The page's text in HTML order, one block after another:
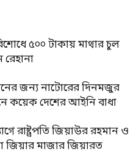
৫০০ টাকায় মাথার চুল
রেহানা
জন্য নাটোরের দিনমজুর
কয়েক দেশের আইনি বাধা
রাষ্ট্রপতি জিয়াউর রহমান ও
জিয়ার মাজার জিয়ারত